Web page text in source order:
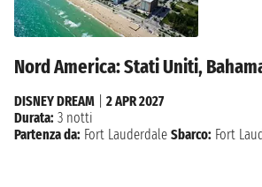
Nord America: Stati Uniti,
DISNEY DREAM
2 APR 2027
Durata: 3 notti
Partenza da: Fort Lauderdale Sbarco: Fort